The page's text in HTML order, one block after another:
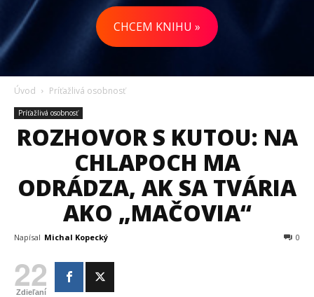
CHCEM KNIHU »
Úvod Príťažlivá osobnosť
Príťažlivá osobnosť
ROZHOVOR S KUTOU: NA
CHLAPOCH MA
ODRÁDZA, AK SA TVÁRIA
AKO „MAČOVIA“
Napísal Michal Kopecký 0
22
Zdieľaní